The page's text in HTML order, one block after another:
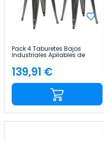
Pack 4 Taburetes Bajos
Industriales Apilables de
Acero y Madera
38x38x46cm Thinia Home
Precio
139,91 €